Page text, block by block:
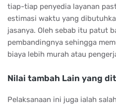
tiap-tiap penyedia layanan
estimasi waktu yang
jasanya. Oleh sebab itu patut
pembandingnya sehingga
biaya lebih murah atau
Nilai tambah Lain yang
Pelaksanaan ini juga ialah